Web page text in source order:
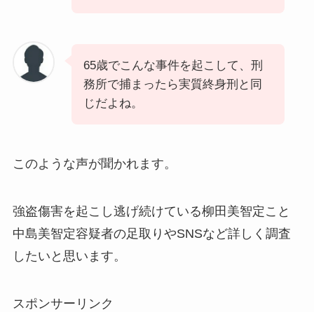
65歳でこんな事件を起こして、刑
務所で捕まったら実質終身刑と同
じだよね。
このような声が聞かれます。
強盗傷害を起こし逃げ続けている柳田美智定こと
中島美智定容疑者の足取りやSNSなど詳しく調査
したいと思います。
スポンサーリンク